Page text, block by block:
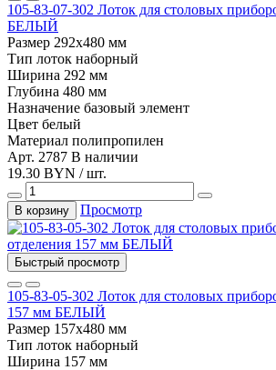
105-83-07-302 Лоток для столовых
БЕЛЫЙ
Размер 292х480 мм
Тип лоток наборный
Ширина 292 мм
Глубина 480 мм
Назначение базовый элемент
Цвет белый
Материал полипропилен
Арт. 2787 В наличии
19.30 BYN / шт.
В корзину Просмотр
Быстрый просмотр
105-83-05-302 Лоток для столовых
157 мм БЕЛЫЙ
Размер 157х480 мм
Тип лоток наборный
Ширина 157 мм